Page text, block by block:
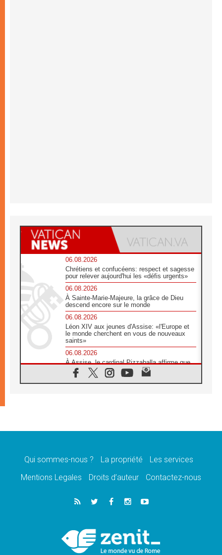
06.08.2026
Chrétiens et confucéens: respect et sagesse
pour relever aujourd'hui les «défis urgents»
06.08.2026
À Sainte-Marie-Majeure, la grâce de Dieu
descend encore sur le monde
06.08.2026
Léon XIV aux jeunes d'Assise: «l'Europe et
le monde cherchent en vous de nouveaux
saints»
06.08.2026
À Assise, le cardinal Pizzaballa affirme que
«les chrétiens veulent la paix»
06.08.2026
message de paix et de dignité humaine»
«La visite du Pape en Uruguay renforcera
05.08.2026
Le nonce en Ukraine: «Il est inquiétant
Léon XIV au Pérou, une lueur d'espoir pour
un peuple en quête de paix
Qui sommes-nous ? La propriété
Les services
Mentions Legales
Droits d’auteur Contactez-nous